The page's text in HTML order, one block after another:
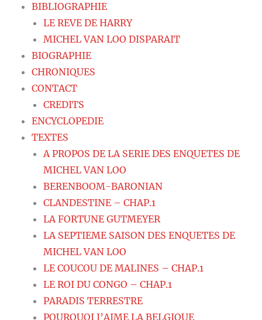
BIBLIOGRAPHIE
LE REVE DE HARRY
MICHEL VAN LOO DISPARAIT
BIOGRAPHIE
CHRONIQUES
CONTACT
CREDITS
ENCYCLOPEDIE
TEXTES
A PROPOS DE LA SERIE DES ENQUETES DE
MICHEL VAN LOO
BERENBOOM-BARONIAN
CLANDESTINE – CHAP.1
LA FORTUNE GUTMEYER
LA SEPTIEME SAISON DES ENQUETES DE
MICHEL VAN LOO
LE COUCOU DE MALINES – CHAP.1
LE ROI DU CONGO – CHAP.1
PARADIS TERRESTRE
POURQUOI J’AIME LA BELGIQUE